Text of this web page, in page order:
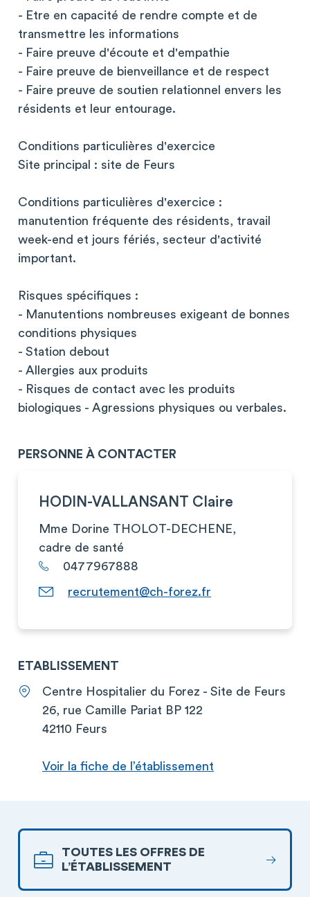
- Etre en capacité de rendre compte et de
transmettre les informations
- Faire preuve d'écoute et d'empathie
- Faire preuve de bienveillance et de respect
- Faire preuve de soutien relationnel envers les
résidents et leur entourage.
Conditions particulières d'exercice
Site principal : site de Feurs
Conditions particulières d'exercice :
manutention fréquente des résidents, travail
week-end et jours fériés, secteur d'activité
important.
Risques spécifiques :
- Manutentions nombreuses exigeant de bonnes
conditions physiques
- Station debout
- Allergies aux produits
- Risques de contact avec les produits
biologiques - Agressions physiques ou verbales.
PERSONNE À CONTACTER
HODIN-VALLANSANT Claire
Mme Dorine THOLOT-DECHENE,
cadre de santé
0477967888
recrutement@ch-forez.fr
ETABLISSEMENT
Centre Hospitalier du Forez - Site de Feurs
26, rue Camille Pariat BP 122
42110 Feurs
Voir la fiche de l’établissement
TOUTES LES OFFRES DE
L’ÉTABLISSEMENT